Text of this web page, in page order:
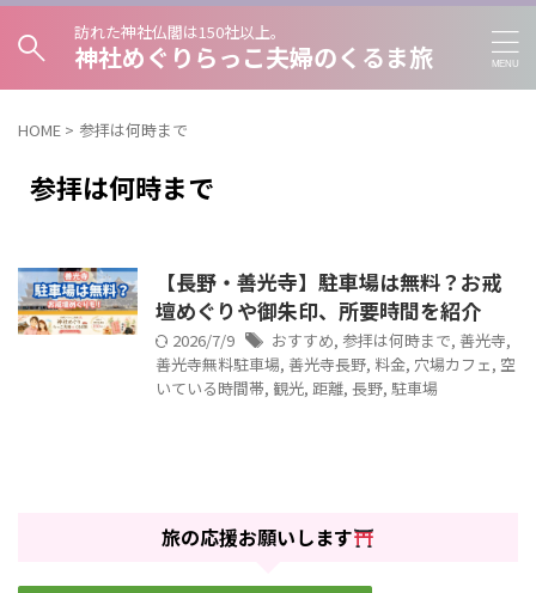
訪れた神社仏閣は150社以上。
神社めぐりらっこ夫婦のくるま旅
HOME > 参拝は何時まで
参拝は何時まで
【長野・善光寺】駐車場は無料？お戒
壇めぐりや御朱印、所要時間を紹介
2026/7/9 おすすめ, 参拝は何時まで, 善光寺,
善光寺無料駐車場, 善光寺長野, 料金, 穴場カフェ, 空
いている時間帯, 観光, 距離, 長野, 駐車場
旅の応援お願いします